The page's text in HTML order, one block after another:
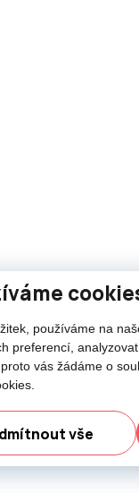
používáme na
preferencí,
vás žádáme o
vše
asisten